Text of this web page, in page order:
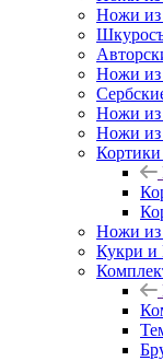
Ножи из
Ножи из
Ножи из
Ножи из
Кортики
Ножи из
Кукри и